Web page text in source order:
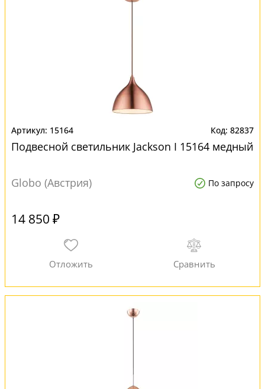
15164 82837
Подвесной светильник Jackson I 15164 медный
Globo (Австрия) По запросу
14 850 ₽